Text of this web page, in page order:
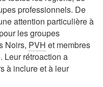
professionnels. De
attention particulière à
les groupes
Noirs, PVH et membres
Leur rétroaction a
à inclure et à leur